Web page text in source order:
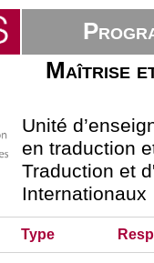
Maîtrise
Unité
en traduction
Traduction et
Internationaux
Type